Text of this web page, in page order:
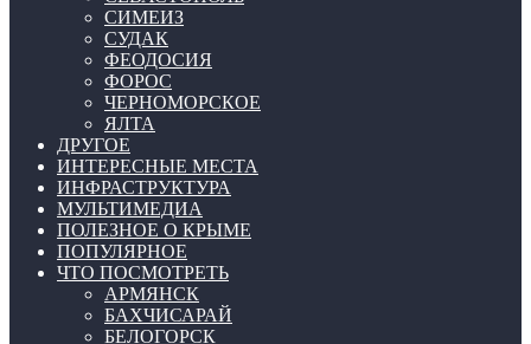
СИМЕИЗ
СУДАК
ФЕОДОСИЯ
ФОРОС
ЧЕРНОМОРСКОЕ
ЯЛТА
ДРУГОЕ
ИНТЕРЕСНЫЕ МЕСТА
ИНФРАСТРУКТУРА
МУЛЬТИМЕДИА
ПОЛЕЗНОЕ О КРЫМЕ
ПОПУЛЯРНОЕ
ЧТО ПОСМОТРЕТЬ
АРМЯНСК
БАХЧИСАРАЙ
БЕЛОГОРСК